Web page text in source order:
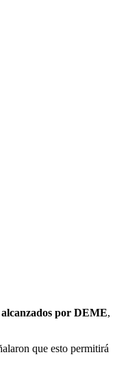
por DEME,
que esto permitirá